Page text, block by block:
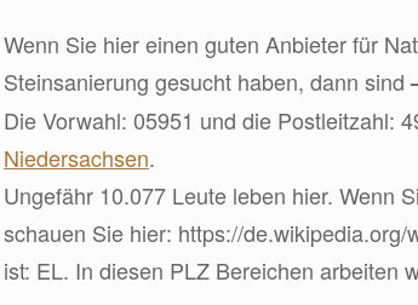
Wenn Sie hier einen guten Anbieter für
Steinsanierung gesucht haben, dann sind
Die Vorwahl: 05951 und die Postleitzahl:
Niedersachsen.
Ungefähr 10.077 Leute leben hier. Wenn
schauen Sie hier: https://
ist: EL. In diesen PLZ Bereichen arbeiten